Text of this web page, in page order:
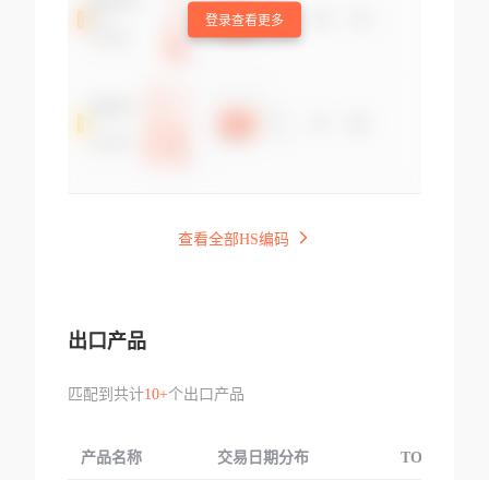
登录查看更多
查看全部HS编码
出口产品
匹配到共计10+个出口产品
产品名称 交易日期分布 TOP3交易国